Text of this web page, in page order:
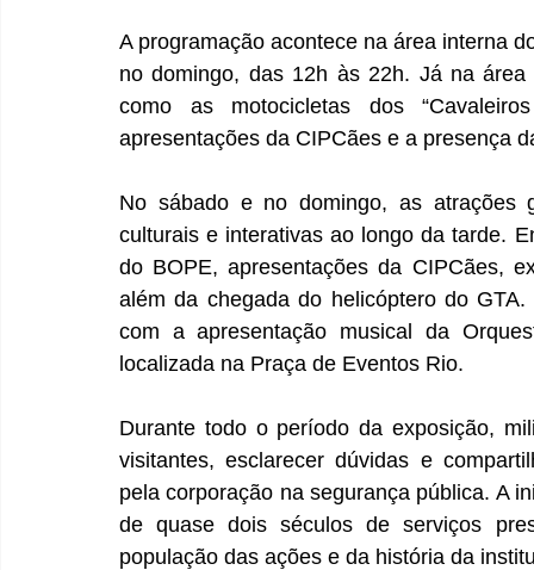
A programação acontece na área interna
no domingo, das 12h às 22h. Já na
como as motocicletas dos
apresentações da CIPCães e a presença
No sábado e no domingo, as atrações
culturais e interativas ao longo da tarde.
do BOPE, apresentações da CIPCães,
além da chegada do helicóptero do
com a apresentação musical da
localizada na Praça de Eventos Rio.
Durante todo o período da exposição,
visitantes, esclarecer dúvidas e
pela corporação na segurança pública. A
de quase dois séculos de serviços
população das ações e da história da